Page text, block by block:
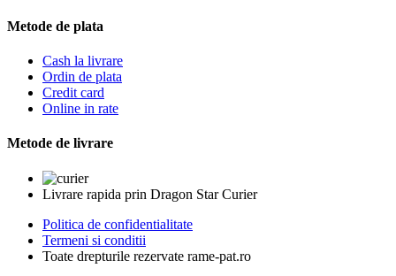
Metode de plata
Cash la livrare
Ordin de plata
Credit card
Online in rate
Metode de livrare
Livrare rapida prin Dragon Star Curier
Politica de confidentialitate
Termeni si conditii
Toate drepturile rezervate rame-pat.ro